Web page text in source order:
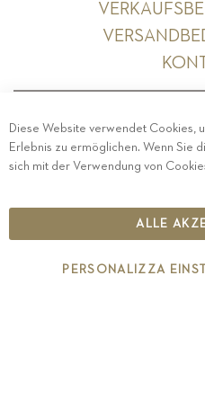
PRIVACY-
Diese Website verwendet Cookies,
Erlebnis zu ermöglichen. Wenn Sie
sich mit der Verwendung von
ALLE
PERSONALIZZA